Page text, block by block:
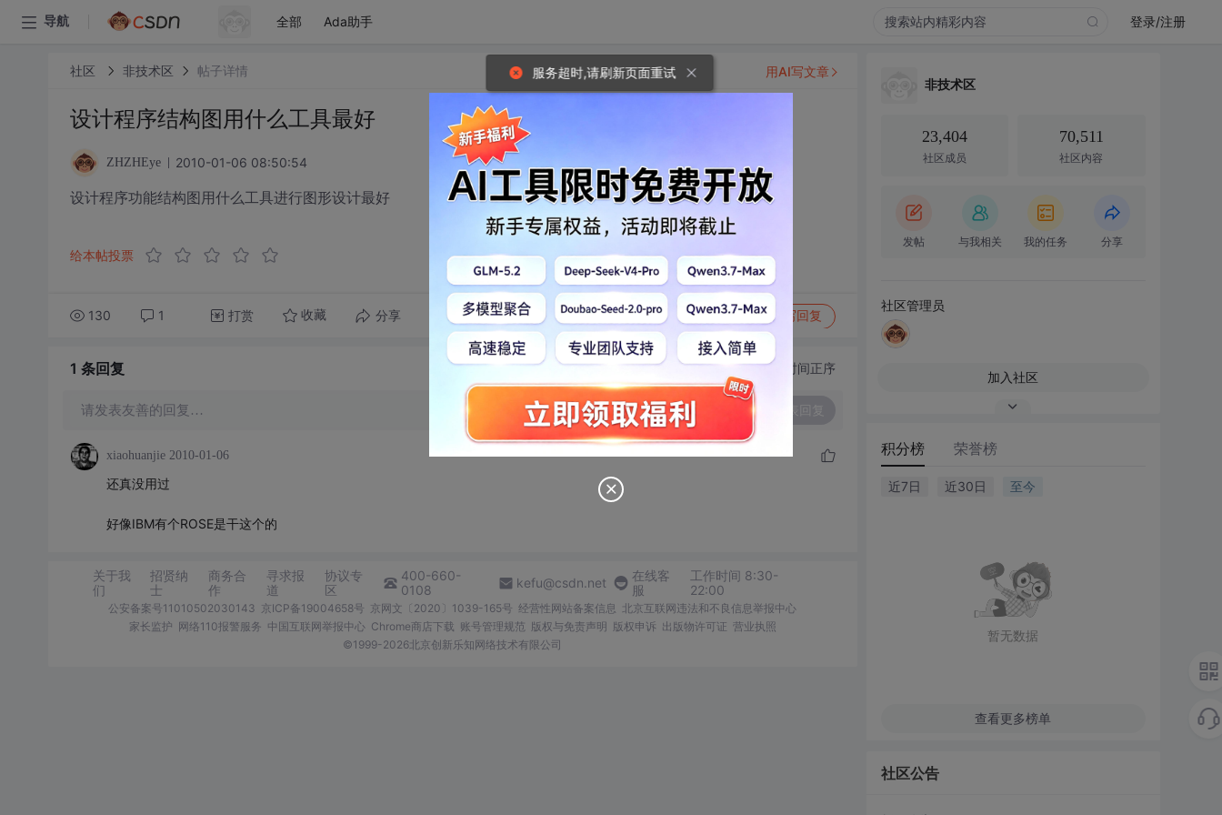
导航 全部 Ada助手 登录/注册
社区 非技术区 帖子详情
设计程序结构图用什么工具最好
ZHZHEye 2010-01-06 08:50:54
设计程序功能结构图用什么工具进行图形设计最好
给本帖投票
130 1 打赏 收藏 分享 转发到动态 举报 写回复
用AI写文章
1 条回复 切换为时间正序
请发表友善的回复…
xiaohuanjie 2010-01-06
还真没用过
好像IBM有个ROSE是干这个的
关于我
们
招贤纳
士
商务合
作
寻求报
道
协议专
区
400-660-
0108
kefu@csdn.net
在线客
服
工作时间 8:30-
22:00
公安备案号11010502030143 京ICP备19004658号 京网文〔2020〕1039-165号 经营性网站备案信息 北京互联网违法和不良信息举报中心
家长监护 网络110报警服务 中国互联网举报中心 Chrome商店下载 账号管理规范 版权与免责声明 版权申诉 出版物许可证 营业执照
©1999-2026北京创新乐知网络技术有限公司
非技术区
23,404
社区成员
70,511
社区内容
发帖 与我相关 我的任务 分享
社区管理员
加入社区
积分榜 荣誉榜
近7日 近30日 至今
暂无数据
查看更多榜单
社区公告
服务超时,请刷新页面重试